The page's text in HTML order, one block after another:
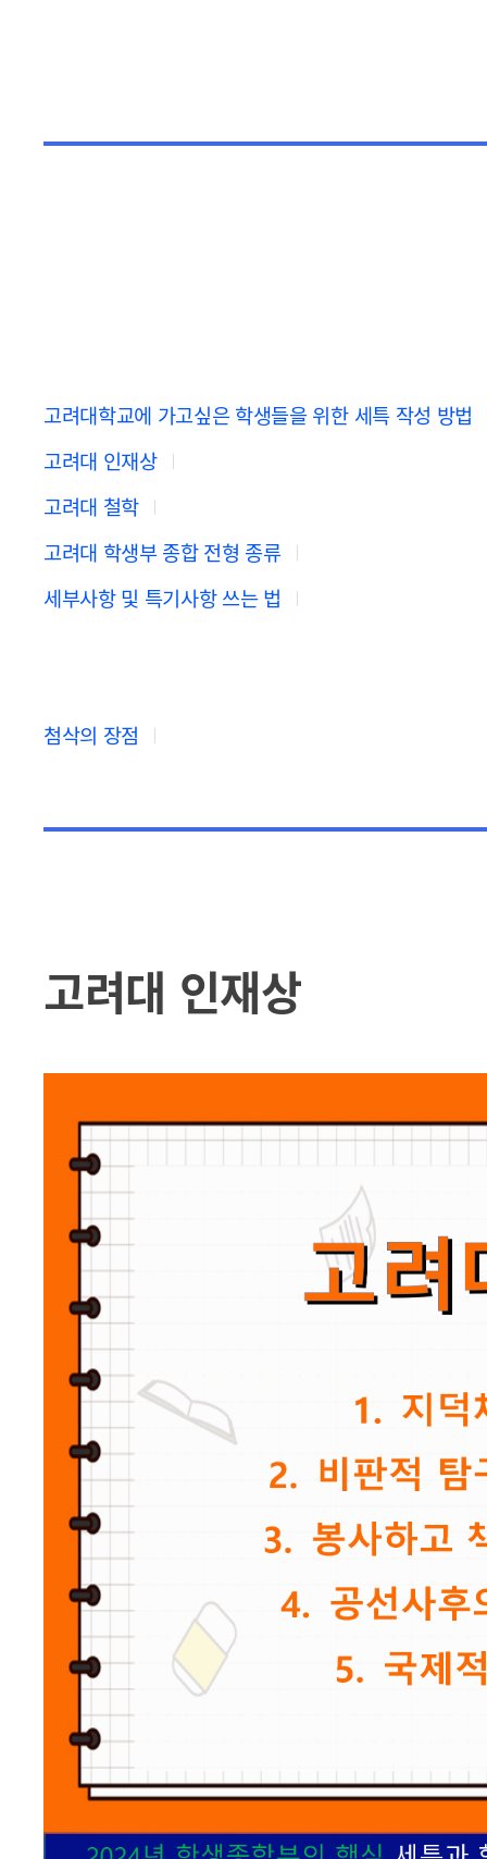
고려대학교에 가고싶은 학생들을 위한 세특 작성 방법
고려대 인재상
고려대 철학
고려대 학생부 종합 전형 종류
세부사항 및 특기사항 쓰는 법
첨삭의 장점
고려대 인재상